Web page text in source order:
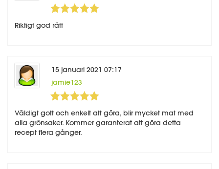
Riktigt god rätt
15 januari 2021 07:17
jamie123
Väldigt gott och enkelt att göra, blir mycket mat med
alla grönsaker. Kommer garanterat att göra detta
recept flera gånger.